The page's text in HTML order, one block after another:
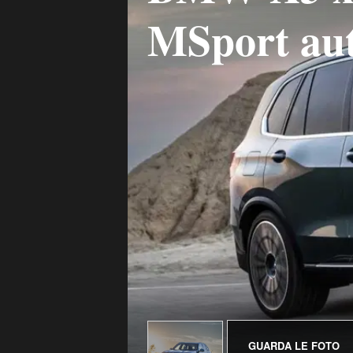
MSport
GUARDA LE FOTO